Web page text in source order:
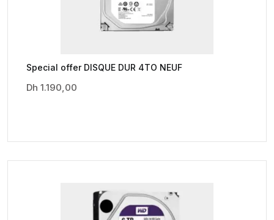
Special offer DISQUE DUR 4TO NEUF
Dh 1.190,00